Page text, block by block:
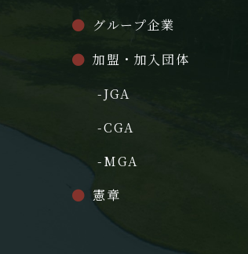
グループ企業
加盟・加入団体
-JGA
-CGA
-MGA
憲章